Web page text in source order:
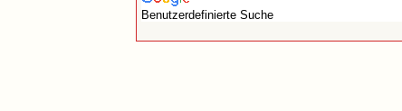
Benutzerdefinierte Suche